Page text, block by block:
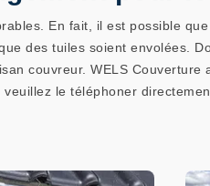
En fait, il est possible
des tuiles soient envolées.
couvreur. WELS
le téléphoner